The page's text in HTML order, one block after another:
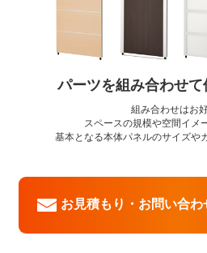
パーツを組み合わせて
組み合わせはお
スペースの規模や空間イメ
基本となる本体パネルのサイズや
お見積もり・お問い合わ